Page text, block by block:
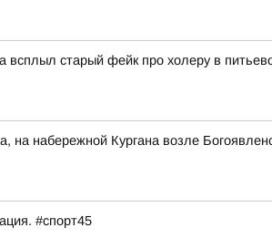
всплыл старый фейк про холеру в
на набережной Кургана возле
#спорт45